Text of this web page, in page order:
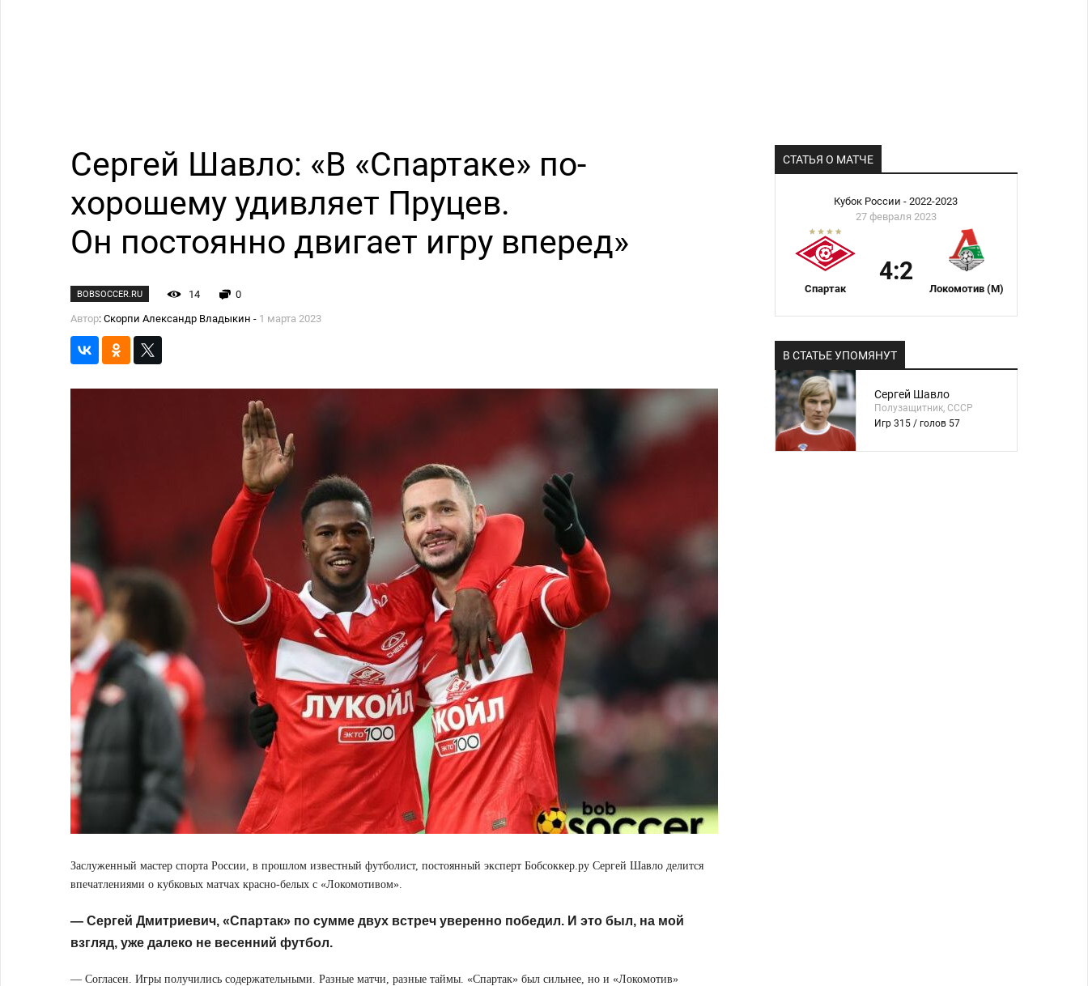
Сергей Шавло: «В «Спартаке» по-
хорошему удивляет Пруцев.
Он постоянно двигает игру вперед»
BOBSOCCER.RU 14
0
Автор: Скорпи Александр Владыкин - 1 марта 2023
Заслуженный мастер спорта России, в прошлом известный футболист, постоянный эксперт Бобсоккер.ру Сергей Шавло делится
впечатлениями о кубковых матчах красно-белых с «Локомотивом».
— Сергей Дмитриевич, «Спартак» по сумме двух встреч уверенно победил. И это был, на мой
взгляд, уже далеко не весенний футбол.
— Согласен. Игры получились содержательными. Разные матчи, разные таймы. «Спартак» был сильнее, но и «Локомотив»
СТАТЬЯ О МАТЧЕ
Кубок России - 2022-2023
27 февраля 2023
Спартак
4:2
Локомотив (М)
В СТАТЬЕ УПОМЯНУТ
Сергей Шавло
Полузащитник, СССР
Игр 315 / голов 57